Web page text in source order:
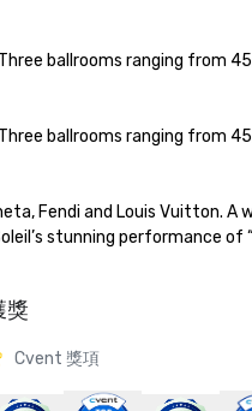
ballrooms ranging from
ballrooms ranging from
Fendi and Louis Vuitton. A
stunning performance of
獎
Cvent 獎項